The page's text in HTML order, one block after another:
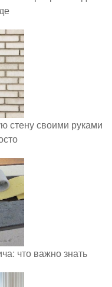
стену своими руками
что важно знать